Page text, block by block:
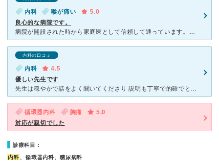
内科 喉が痛い
5.0
良心的な病院です。
病院が開設された時から家庭医として信頼して通っています。持病があるため月一度血液検査をうけています。先生は、穏やかな優しい方でたまに具合が悪くなって電話でお願いすれば予約なしにすぐ診てくれます。長い間
内科の口コミ
内科
4.5
優しい先生です
先生は穏やかで話をよく聞いてくださり 説明も丁寧で的確でとても優しい先生です 病院は色々通いましたがこちらの先生が 色々と相談しやすく一番安心できるのでずっと通院したいです。近々引っ越しの予
循環器内科 胸痛
5.0
対応が親切でした
診療科目：
内科、循環器内科、糖尿病科